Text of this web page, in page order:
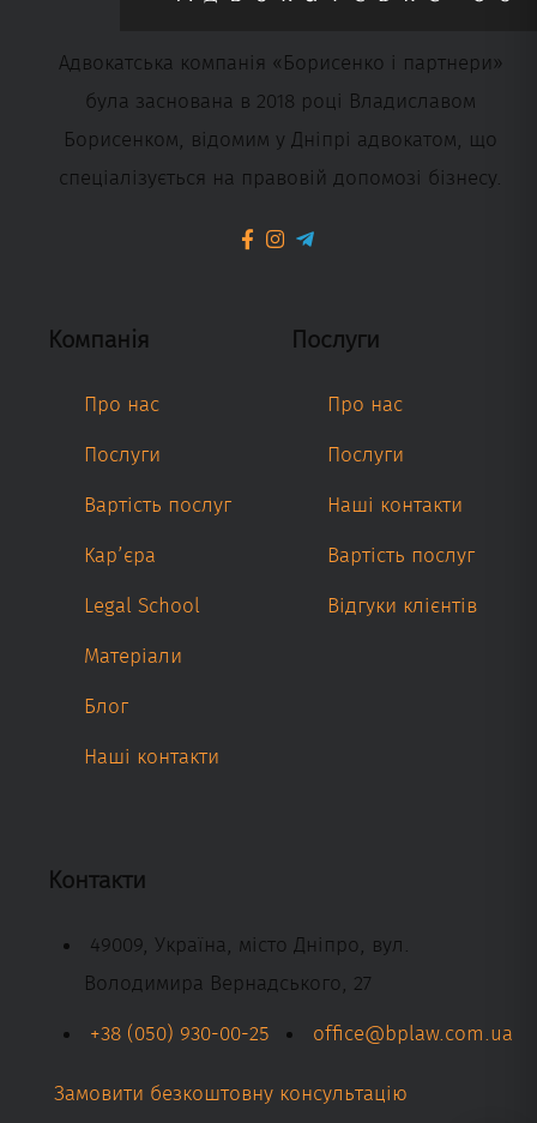
Адвокатська компанія «Борисенко і партнери»
була заснована в 2018 році Владиславом
Борисенком, відомим у Дніпрі адвокатом, що
спеціалізується на правовій допомозі бізнесу.
Компанія
Про нас
Послуги
Вартість послуг
Кар’єра
Legal School
Матеріали
Блог
Наші контакти
Послуги
Про нас
Послуги
Наші контакти
Вартість послуг
Відгуки клієнтів
Контакти
49009, Україна, місто Дніпро, вул.
Володимира Вернадського, 27
+38 (050) 930-00-25
office@bplaw.com.ua
Замовити безкоштовну консультацію